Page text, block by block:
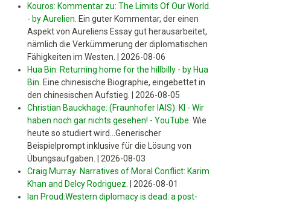
Kouros: Kommentar zu: The Limits Of Our World.
- by Aurelien Ein guter Kommentar, der einen
Aspekt von Aureliens Essay gut herausarbeitet,
nämlich die Verkümmerung der diplomatischen
Fähigkeiten im Westen.
2026-08-06
Hua Bin: Returning home for the hillbilly - by Hua
Bin Eine chinesische Biographie, eingebettet in
den chinesischen Aufstieg.
2026-08-05
Christian Bauckhage: (Fraunhofer IAIS): KI - Wir
haben noch gar nichts gesehen! - YouTube Wie
heute so studiert wird...Generischer
Beispielprompt inklusive für die Lösung von
Übungsaufgaben.
2026-08-03
Craig Murray: Narratives of Moral Conflict: Karim
Khan and Delcy Rodriguez
2026-08-01
Ian Proud:Western diplomacy is dead: a post-